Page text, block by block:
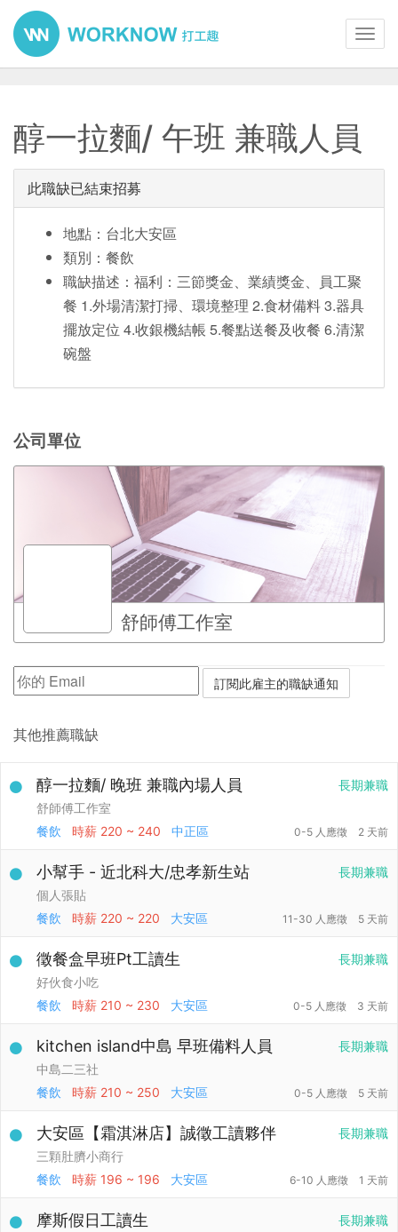
醇一拉麵/ 午班 兼職人員
此職缺已結束招募
地點：台北大安區
類別：餐飲
職缺描述：福利：三節獎金、業績獎金、員工聚
餐 1.外場清潔打掃、環境整理 2.食材備料 3.器具
擺放定位 4.收銀機結帳 5.餐點送餐及收餐 6.清潔
碗盤
公司單位
舒師傅工作室
其他推薦職缺
長期兼職
醇一拉麵/ 晚班 兼職內場人員
舒師傅工作室
餐飲
時薪 220 ~ 240 中正區 0-5 人應徵 2 天前
長期兼職
小幫手 - 近北科大/忠孝新生站
個人張貼
餐飲
時薪 220 ~ 220 大安區 11-30 人應徵 5 天前
長期兼職
徵餐盒早班Pt工讀生
好伙食小吃
餐飲
時薪 210 ~ 230 大安區 0-5 人應徵 3 天前
長期兼職
kitchen island中島 早班備料人員
中島二三社
餐飲
時薪 210 ~ 250 大安區 0-5 人應徵 5 天前
長期兼職
大安區【霜淇淋店】誠徵工讀夥伴
三顆肚臍小商行
餐飲
時薪 196 ~ 196 大安區 6-10 人應徵 1 天前
長期兼職
摩斯假日工讀生